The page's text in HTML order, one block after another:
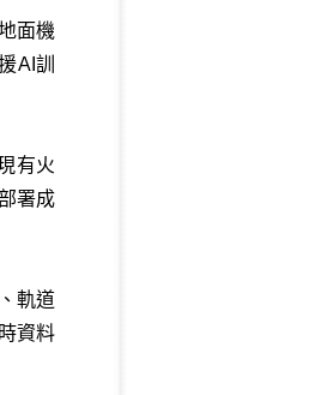
面機
AI訓
有火
署成
軌道
資料